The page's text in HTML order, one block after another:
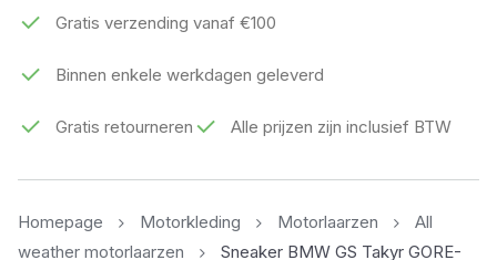
Gratis verzending vanaf €100
Binnen enkele werkdagen geleverd
Gratis retourneren Alle prijzen zijn inclusief BTW
Homepage Motorkleding Motorlaarzen
All
weather motorlaarzen
Sneaker BMW GS Takyr GORE-